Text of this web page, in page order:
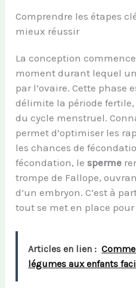
Comprendre les étapes
mieux réussir
La conception
moment durant lequel
par l’ovaire. Cette phase
délimite la période
du cycle menstruel.
permet d’optimiser les
les chances de
fécondation, lesperme
trompe de Fallope,
d’un embryon. C’est à
tout se met en place
Articles en lien :
légumes aux enfants